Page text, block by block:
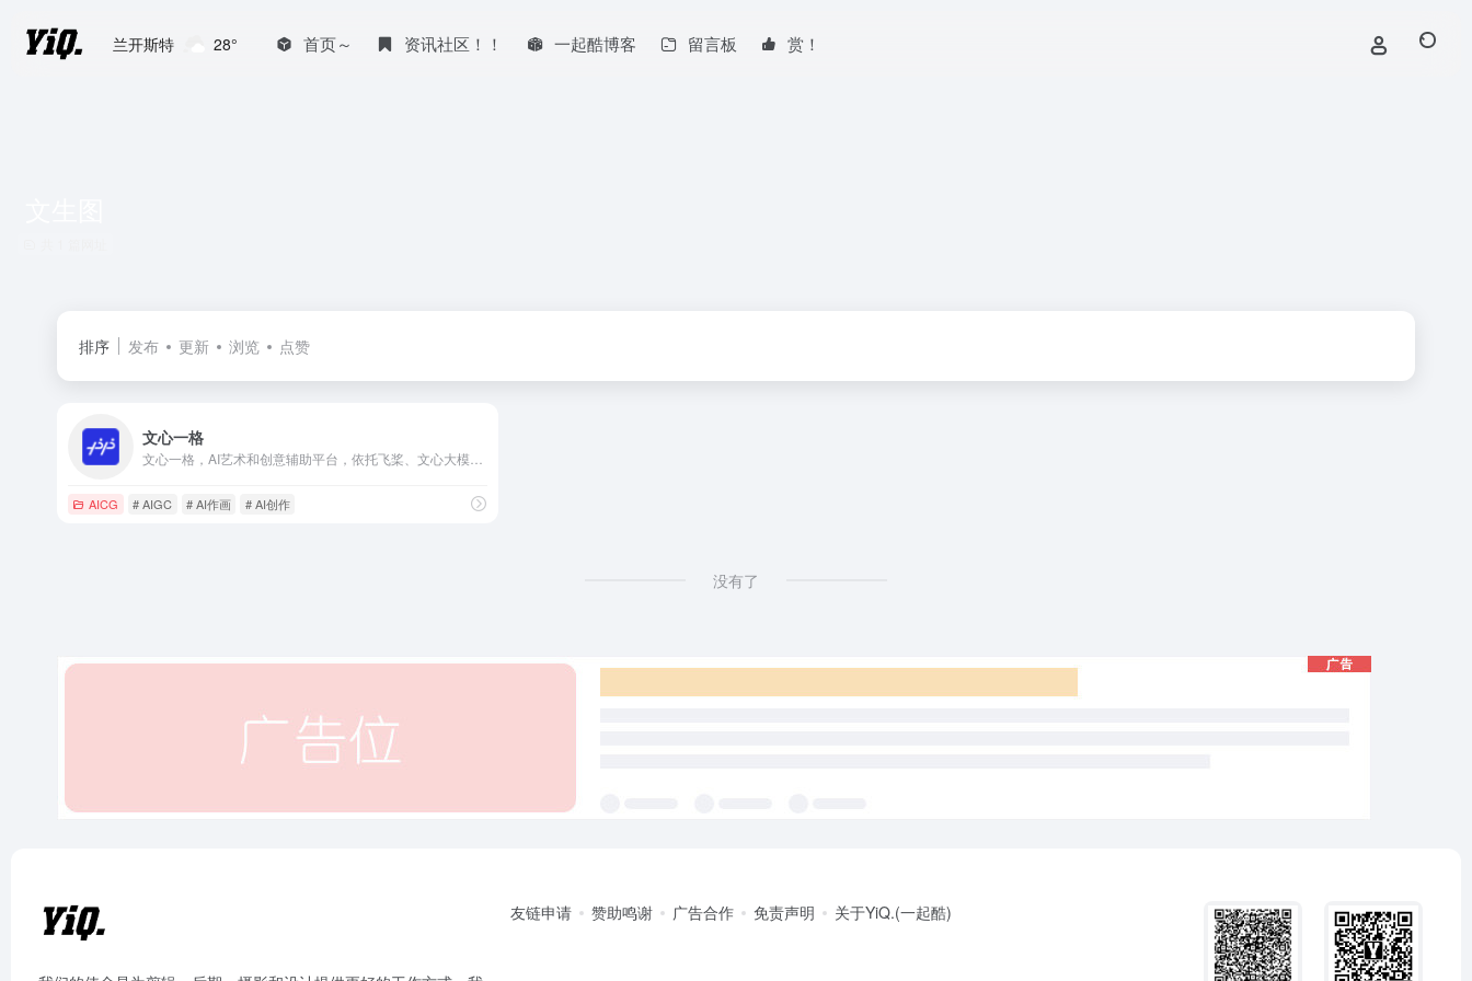
兰开斯特 28° 首页～ 资讯社区！！ 一起酷博客 留言板 赏！
排序 发布 更新 浏览 点赞
文心一格
AICG # AIGC # AI作画 # AI创作
没有了
友链申请 赞助鸣谢 广告合作 免责声明 关于YiQ.(一起酷)